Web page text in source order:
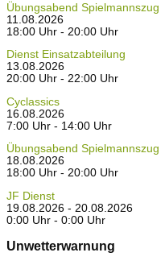
Übungsabend Spielmannszug
11.08.2026
18:00 Uhr - 20:00 Uhr
Dienst Einsatzabteilung
13.08.2026
20:00 Uhr - 22:00 Uhr
Cyclassics
16.08.2026
7:00 Uhr - 14:00 Uhr
Übungsabend Spielmannszug
18.08.2026
18:00 Uhr - 20:00 Uhr
JF Dienst
19.08.2026 - 20.08.2026
0:00 Uhr - 0:00 Uhr
Unwetterwarnung